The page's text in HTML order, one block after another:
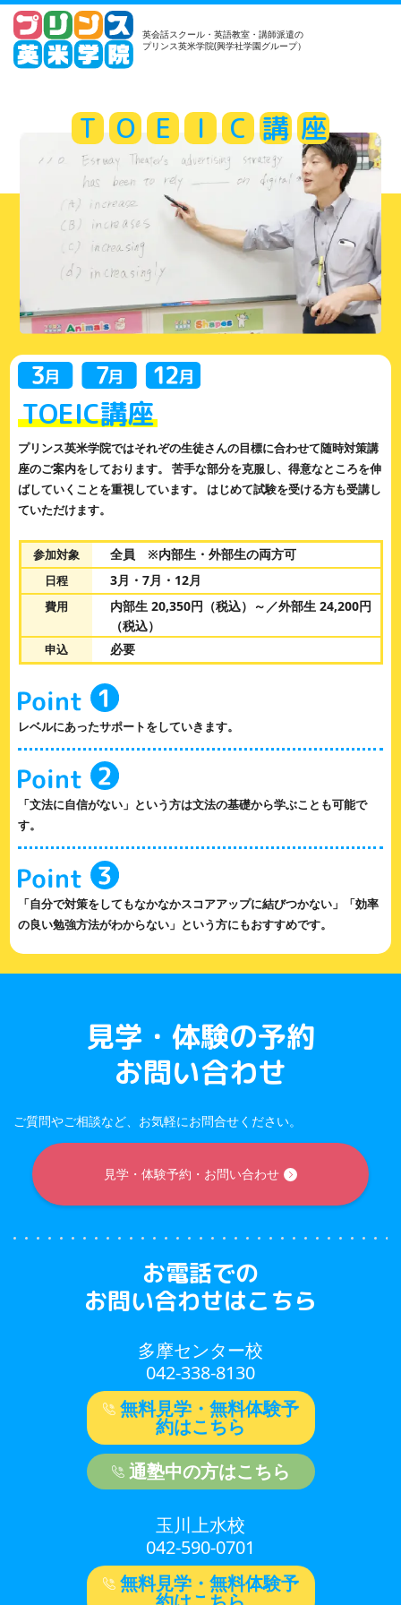
英会話スクール・英語教室・講師派遣の
プリンス英米学院(興学社学園グループ）
T O E I C 講 座
TOEIC講座
プリンス英米学院ではそれぞの生徒さんの目標に合わせて随時対策講
座のご案内をしております。 苦手な部分を克服し、得意なところを伸
ばしていくことを重視しています。 はじめて試験を受ける方も受講し
ていただけます。
参加対象 全員 ※内部生・外部生の両方可
日程 3月・7月・12月
費用
内部生 20,350円（税込）～／外部生 24,200円
（税込）
申込 必要
レベルにあったサポートをしていきます。
「文法に自信がない」という方は文法の基礎から学ぶことも可能で
す。
「自分で対策をしてもなかなかスコアアップに結びつかない」「効率
の良い勉強方法がわからない」という方にもおすすめです。
見学・体験の予約
お問い合わせ
ご質問やご相談など、お気軽にお問合せください。
見学・体験予約・お問い合わせ
お電話での
お問い合わせはこちら
多摩センター校
042-338-8130
無料見学・無料体験予
約はこちら
通塾中の方はこちら
玉川上水校
042-590-0701
無料見学・無料体験予